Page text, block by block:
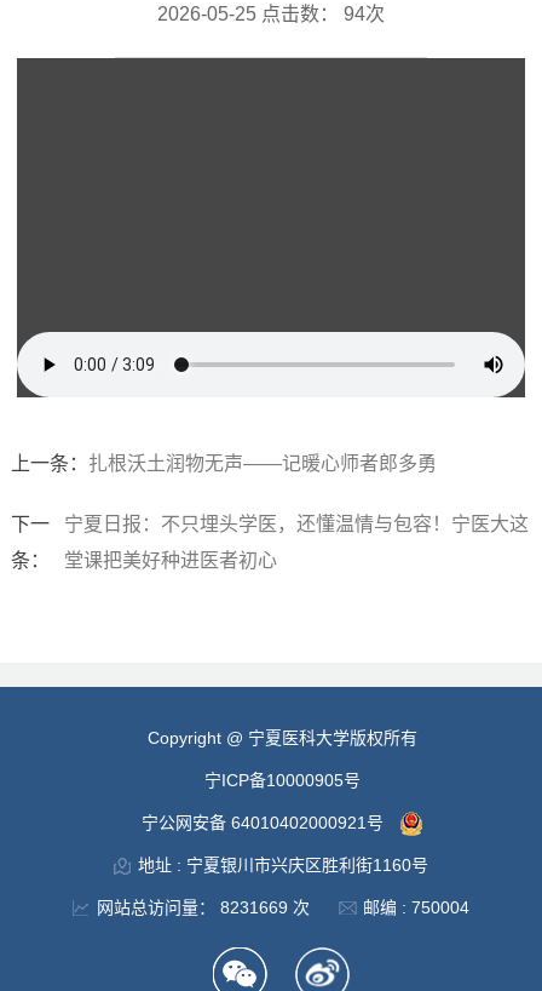
2026-05-25 点击数： 94次
上一条： 扎根沃土润物无声——记暖心师者郎多勇
下一
条：
宁夏日报：不只埋头学医，还懂温情与包容！宁医大这
堂课把美好种进医者初心
Copyright @ 宁夏医科大学版权所有
宁ICP备10000905号
宁公网安备 64010402000921号
地址 : 宁夏银川市兴庆区胜利街1160号
网站总访问量： 8231669 次 邮编 : 750004